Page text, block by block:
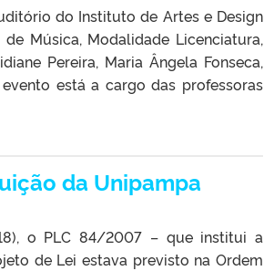
do Instituto de Artes e Design
Música, Modalidade Licenciatura,
Pereira, Maria Ângela Fonseca,
está a cargo das professoras
da Unipampa
o PLC 84/2007 – que institui a
de Lei estava previsto na Ordem